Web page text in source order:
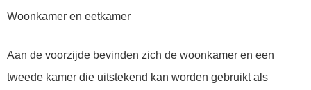
Woonkamer en eetkamer
Aan de voorzijde bevinden zich de woonkamer en een
tweede kamer die uitstekend kan worden gebruikt als